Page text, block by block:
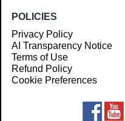
POLICIES
Privacy Policy
AI Transparency Notice
Terms of Use
Refund Policy
Cookie Preferences